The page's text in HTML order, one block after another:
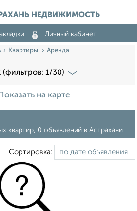
НЕДВИЖИМОСТЬ
Личный кабинет
Квартиры
Аренда
1/30)
Показать на карте
квартир, 0 объявлений в Астрахани
Сортировка: